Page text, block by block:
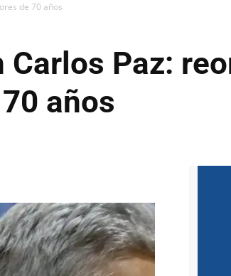
de 70 años
Paz:
años